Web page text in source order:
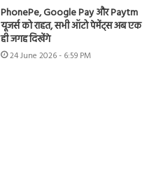
PhonePe, Google Pay और Paytm
यूजर्स को राहत, सभी ऑटो पेमेंट्स अब एक
ही जगह दिखेंगे
24 June 2026 - 6:59 PM